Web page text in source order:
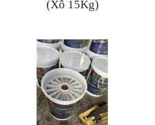
(Xô 15Kg)